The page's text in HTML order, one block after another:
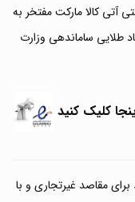
آتی کالا مارکت مفتخر به
طلایی ساماندهی وزارت
کلیک کنید
برای مقاصد غیرتجاری و با